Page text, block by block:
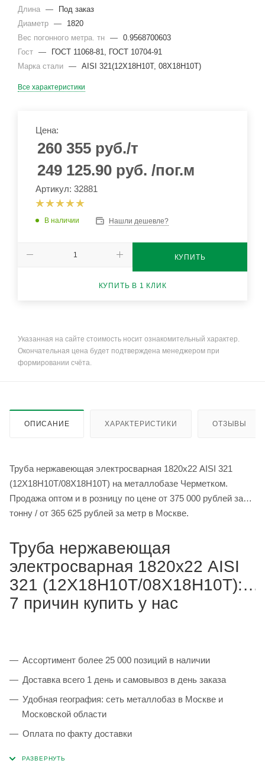
Длина —
Под заказ
Диаметр —
1820
Вес погонного метра. тн — 0.9568700603
Гост —
ГОСТ 11068-81, ГОСТ 10704-91
Марка стали — AISI 321(12Х18Н10Т, 08Х18Н10Т)
Все характеристики
Цена:
260 355 руб./т
249 125.90 руб. /пог.м
Артикул: 32881
В наличии Нашли дешевле?
КУПИТЬ
КУПИТЬ В 1 КЛИК
Указанная на сайте стоимость носит ознакомительный характер.
Окончательная цена будет подтверждена менеджером при
формировании счёта.
ОПИСАНИЕ ХАРАКТЕРИСТИКИ ОТЗЫВЫ
Труба нержавеющая электросварная 1820х22 AISI 321
(12Х18Н10Т/08Х18Н10Т) на металлобазе Черметком.
Продажа оптом и в розницу по цене от 375 000 рублей за
тонну / от 365 625 рублей за метр в Москве.
Труба нержавеющая
электросварная 1820х22 AISI
321 (12Х18Н10Т/08Х18Н10Т):
7 причин купить у нас
Ассортимент более 25 000 позиций в наличии
Доставка всего 1 день и самовывоз в день заказа
Удобная география: сеть металлобаз в Москве и
Московской области
Оплата по факту доставки